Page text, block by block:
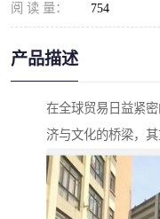
阅 读 量： 754
产品描述
在全球贸易日益紧
济与文化的桥梁，其